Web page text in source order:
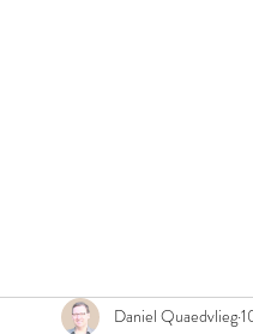
Couple et séparationDaniel Quaedvlieg